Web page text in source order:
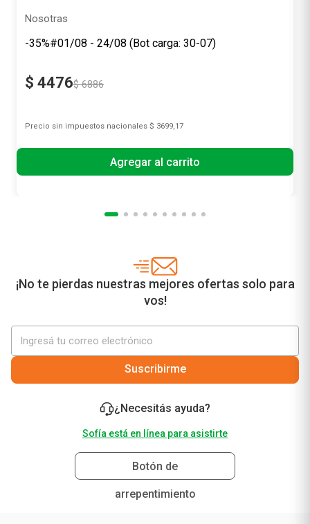
Nosotras
-35%#01/08 - 24/08 (Bot carga: 30-07)
$ 4476$ 6886
Precio sin impuestos nacionales $ 3699,17
Agregar al carrito
¡No te pierdas nuestras mejores ofertas solo para
vos!
Suscribirme
¿Necesitás ayuda?
Sofía está en línea para asistirte
Botón de
arrepentimiento